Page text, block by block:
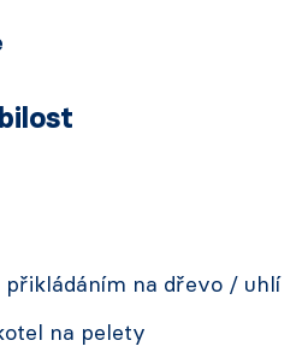
přikládáním na dřevo / uhlí
na pelety